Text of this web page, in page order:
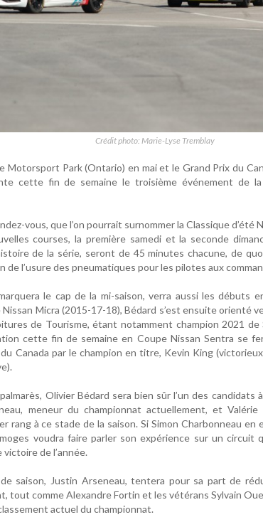
Crédit photo: Marie-Lyse Tremblay
Motorsport Park (Ontario) en mai et le Grand Prix du
cette fin de semaine le troisième événement de
vous, que l’on pourrait surnommer la Classique d’été
courses, la première samedi et la seconde
de la série, seront de 45 minutes chacune, de
l’usure des pneumatiques pour les pilotes aux
le cap de la mi-saison, verra aussi les débuts
Micra (2015-17-18), Bédard s’est ensuite orienté
de Tourisme, étant notamment champion 2021
cette fin de semaine en Coupe Nissan Sentra se
Canada par le champion en titre, Kevin King
Olivier Bédard sera bien sûr l’un des candidats
meneur du championnat actuellement, et Valérie
rang à ce stade de la saison. Si Simon Charbonneau en
voudra faire parler son expérience sur un circuit
de l’année.
saison, Justin Arseneau, tentera pour sa part de
tout comme Alexandre Fortin et les vétérans Sylvain
actuel du championnat.